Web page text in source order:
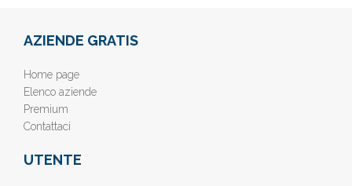
AZIENDE GRATIS
Home page
Elenco aziende
Premium
Contattaci
UTENTE